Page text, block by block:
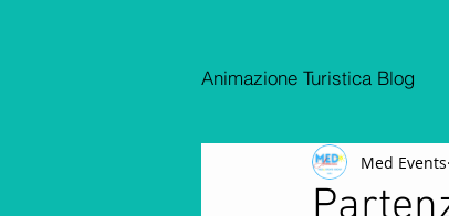
Animazione Turistica Blog
Spettacoli di animazione
Med Events